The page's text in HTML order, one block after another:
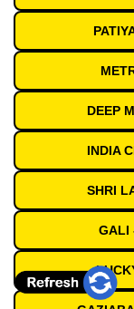
DEEP
INDIA
SHRI
GALI